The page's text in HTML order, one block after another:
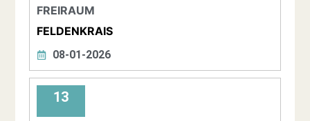
FREIRAUM
FELDENKRAIS
08-01-2026
13